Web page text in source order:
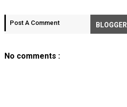
Post A Comment BLOGGER
No comments :